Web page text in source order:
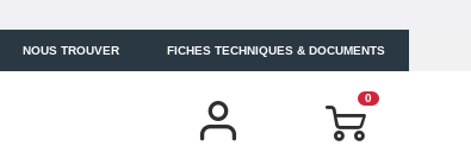
NOUS TROUVER FICHES TECHNIQUES & DOCUMENTS
0